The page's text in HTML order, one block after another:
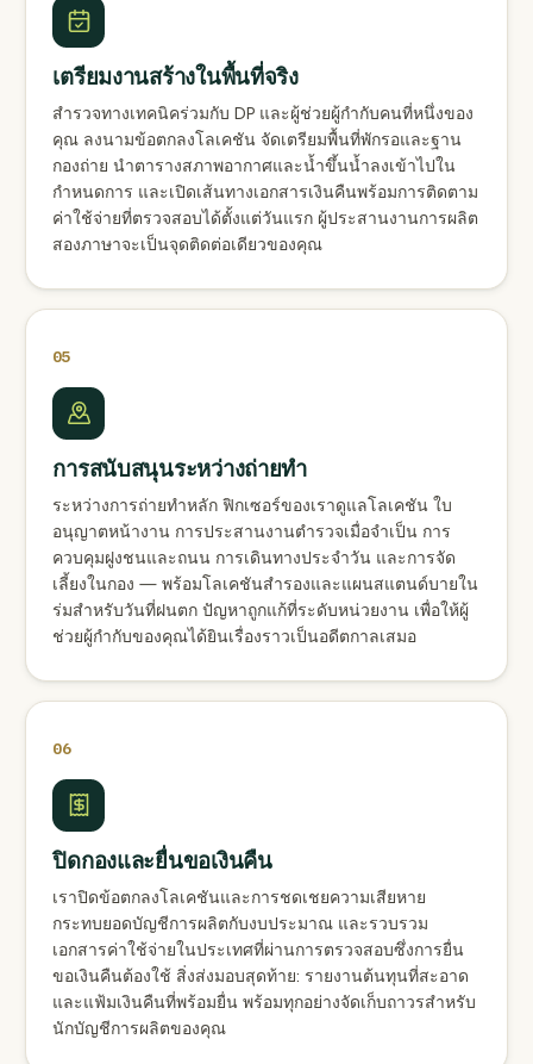
เตรียมงานสร้างในพื้นที่จริง
สำรวจทางเทคนิคร่วมกับ DP และผู้ช่วยผู้กำกับคนที่หนึ่งของ
คุณ ลงนามข้อตกลงโลเคชัน จัดเตรียมพื้นที่พักรอและฐาน
กองถ่าย นำตารางสภาพอากาศและน้ำขึ้นน้ำลงเข้าไปใน
กำหนดการ และเปิดเส้นทางเอกสารเงินคืนพร้อมการติดตาม
ค่าใช้จ่ายที่ตรวจสอบได้ตั้งแต่วันแรก ผู้ประสานงานการผลิต
สองภาษาจะเป็นจุดติดต่อเดียวของคุณ
05
การสนับสนุนระหว่างถ่ายทำ
ระหว่างการถ่ายทำหลัก ฟิกเซอร์ของเราดูแลโลเคชัน ใบ
อนุญาตหน้างาน การประสานงานตำรวจเมื่อจำเป็น การ
ควบคุมฝูงชนและถนน การเดินทางประจำวัน และการจัด
เลี้ยงในกอง — พร้อมโลเคชันสำรองและแผนสแตนด์บายใน
ร่มสำหรับวันที่ฝนตก ปัญหาถูกแก้ที่ระดับหน่วยงาน เพื่อให้ผู้
ช่วยผู้กำกับของคุณได้ยินเรื่องราวเป็นอดีตกาลเสมอ
06
ปิดกองและยื่นขอเงินคืน
เราปิดข้อตกลงโลเคชันและการชดเชยความเสียหาย
กระทบยอดบัญชีการผลิตกับงบประมาณ และรวบรวม
เอกสารค่าใช้จ่ายในประเทศที่ผ่านการตรวจสอบซึ่งการยื่น
ขอเงินคืนต้องใช้ สิ่งส่งมอบสุดท้าย: รายงานต้นทุนที่สะอาด
และแฟ้มเงินคืนที่พร้อมยื่น พร้อมทุกอย่างจัดเก็บถาวรสำหรับ
นักบัญชีการผลิตของคุณ